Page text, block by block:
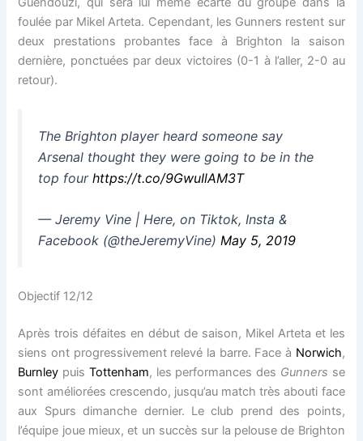
foulée par Mikel Arteta. Cependant, les Gunners restent sur
deux prestations probantes face à Brighton la saison
dernière, ponctuées par deux victoires (0-1 à l’aller, 2-0 au
retour).
The Brighton player heard someone say
Arsenal thought they were going to be in the
top fourhttps://t.co/9GwuIlAM3T
— Jeremy Vine | Here, on Tiktok, Insta &
Facebook (@theJeremyVine)May 5, 2019
Objectif 12/12
Après trois défaites en début de saison, Mikel Arteta et les
siens ont progressivement relevé la barre. Face à Norwich,
Burnley puis Tottenham, les performances des Gunners se
sont améliorées crescendo, jusqu’au match très abouti face
aux Spurs dimanche dernier. Le club prend des points,
l’équipe joue mieux, et un succès sur la pelouse de Brighton